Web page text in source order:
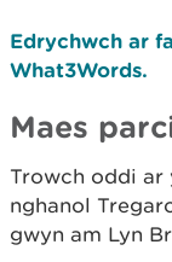
Edrychwch ar
What3Words.
Maes
Trowch oddi ar
nghanol
gwyn am Lyn